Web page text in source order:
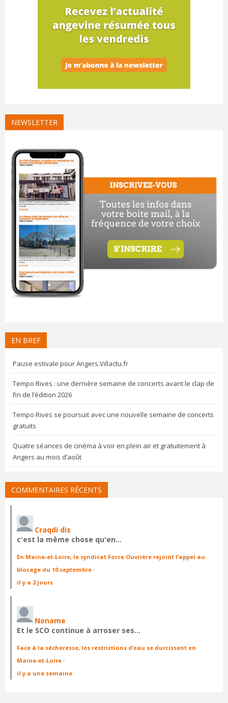
NEWSLETTER
EN BREF
Pause estivale pour Angers.Villactu.fr
Tempo Rives : une dernière semaine de concerts avant le clap de
fin de l’édition 2026
Tempo Rives se poursuit avec une nouvelle semaine de concerts
gratuits
Quatre séances de cinéma à voir en plein air et gratuitement à
Angers au mois d’août
COMMENTAIRES RÉCENTS
Craqdi dis
c'est la même chose qu'en…
En Maine-et-Loire, le syndicat Force Ouvrière rejoint l’appel au
blocage du 10 septembre ·
il y a 2 jours
Noname
Et le SCO continue à arroser ses…
Face à la sécheresse, les restrictions d’eau se durcissent en
Maine-et-Loire ·
il y a une semaine